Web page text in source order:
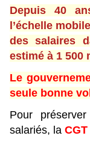
Depuis 40
l’échelle
des salaires
estimé à 1 500
Le
seule bonne
Pour
salariés, la CGT